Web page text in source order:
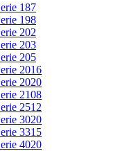
187
198
202
203
205
2016
2020
2108
2512
3020
3315
4020